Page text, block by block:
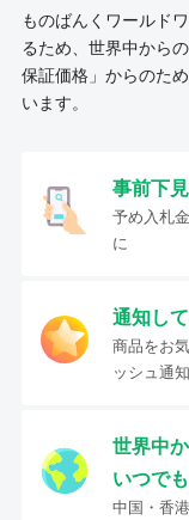
ものばんくワールド
るため、世界中から
保証価格」からのた
います。
事前下
予め入札
に
通知し
商品をお
ッシュ通
世界中
いつで
中国・香